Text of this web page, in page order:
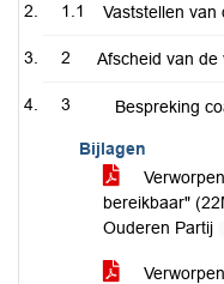
1.1 Vaststellen van
2 Afscheid van
3 Bespreking
Bijlagen
bereikbaar"
Ouderen Partij